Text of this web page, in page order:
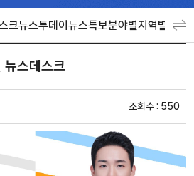
크뉴스투데이뉴스특보분야별지역별 뉴스
스데스크
조회수 : 550